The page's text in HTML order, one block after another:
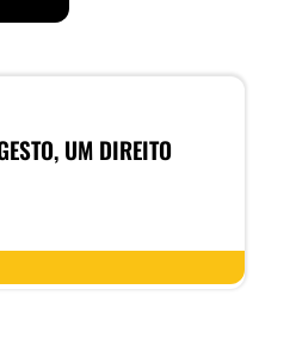
UM DIREITO